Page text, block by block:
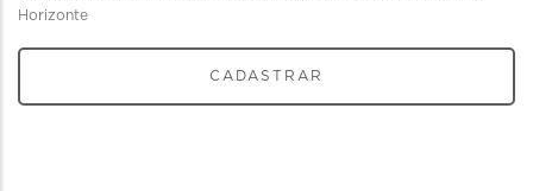
Horizonte
CADASTRAR